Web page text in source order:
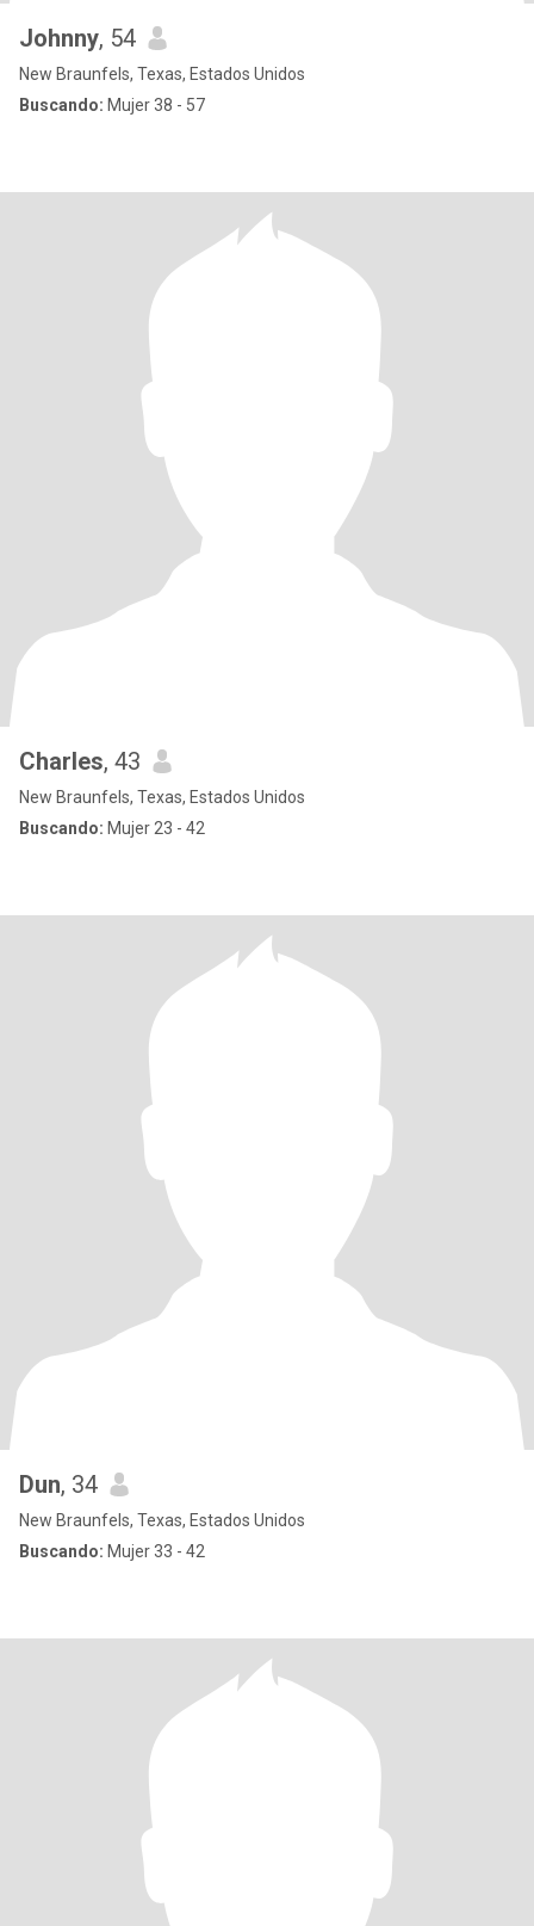
Johnny, 54
New Braunfels, Texas, Estados Unidos
Buscando: Mujer 38 - 57
Charles, 43
New Braunfels, Texas, Estados Unidos
Buscando: Mujer 23 - 42
Dun, 34
New Braunfels, Texas, Estados Unidos
Buscando: Mujer 33 - 42